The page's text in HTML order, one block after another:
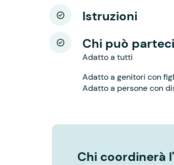
Istruzioni
Chi può
Adatto a tutti
Adatto a genitori con
Adatto a persone con
Chi coordinerà